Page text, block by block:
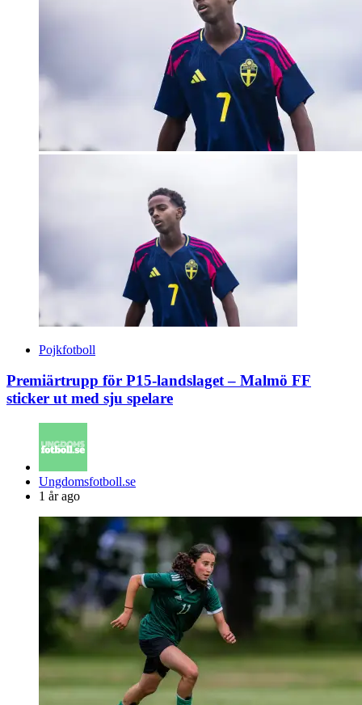
Pojkfotboll
Premiärtrupp för P15-landslaget – Malmö FF
sticker ut med sju spelare
Posted
by
Ungdomsfotboll.se
1 år ago